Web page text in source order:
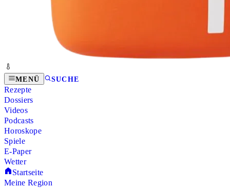
MENÜ SUCHE
Rezepte
Dossiers
Videos
Podcasts
Horoskope
Spiele
E-Paper
Wetter
Startseite
Meine Region